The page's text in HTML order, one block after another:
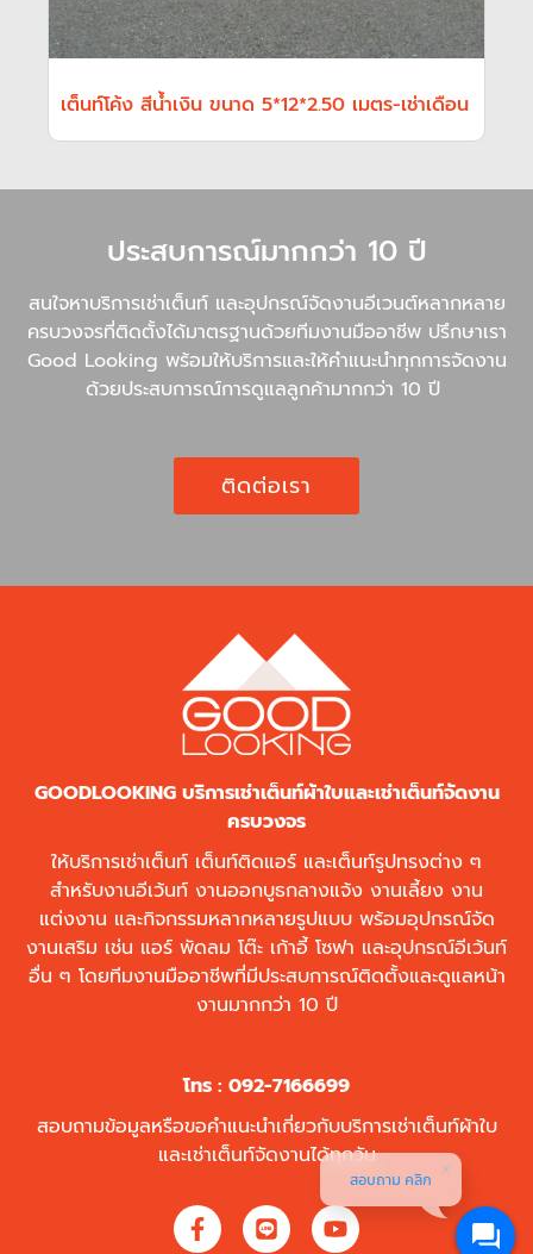
เต็นท์โค้ง สีน้ำเงิน ขนาด 5*12*2.50 เมตร-เช่าเดือน
ประสบการณ์มากกว่า 10 ปี
สนใจหาบริการเช่าเต็นท์ และอุปกรณ์จัดงานอีเวนต์หลากหลาย
ครบวงจรที่ติดตั้งได้มาตรฐานด้วยทีมงานมืออาชีพ ปรึกษาเรา
Good Looking พร้อมให้บริการและให้คำแนะนำทุกการจัดงาน
ด้วยประสบการณ์การดูแลลูกค้ามากกว่า 10 ปี
ติดต่อเรา
GOODLOOKING บริการเช่าเต็นท์ผ้าใบและเช่าเต็นท์จัดงาน
ครบวงจร
ให้บริการเช่าเต็นท์ เต็นท์ติดแอร์ และเต็นท์รูปทรงต่าง ๆ
สำหรับงานอีเว้นท์ งานออกบูธกลางแจ้ง งานเลี้ยง งาน
แต่งงาน และกิจกรรมหลากหลายรูปแบบ พร้อมอุปกรณ์จัด
งานเสริม เช่น แอร์ พัดลม โต๊ะ เก้าอี้ โซฟา และอุปกรณ์อีเว้นท์
อื่น ๆ โดยทีมงานมืออาชีพที่มีประสบการณ์ติดตั้งและดูแลหน้า
งานมากกว่า 10 ปี
โทร : 092-7166699
สอบถามข้อมูลหรือขอคำแนะนำเกี่ยวกับบริการเช่าเต็นท์ผ้าใบ
และเช่าเต็นท์จัดงานได้ทุกวัน
สอบถาม คลิก